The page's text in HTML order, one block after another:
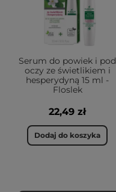
Serum do powiek i pod
oczy ze świetlikiem i
hesperydyną 15 ml -
Floslek
22,49 zł
Dodaj do koszyka